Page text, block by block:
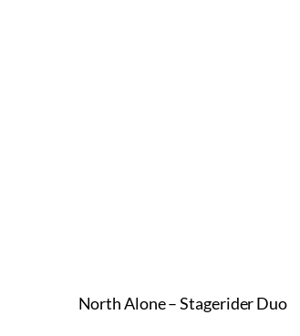
North Alone – Stagerider Duo